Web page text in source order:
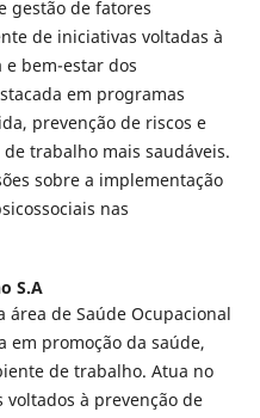
gestão de fatores
de iniciativas voltadas à
e bem-estar dos
em programas
prevenção de riscos e
trabalho mais saudáveis.
sobre a implementação
nas
S.A
de Saúde Ocupacional
em promoção da saúde,
de trabalho. Atua no
à prevenção de